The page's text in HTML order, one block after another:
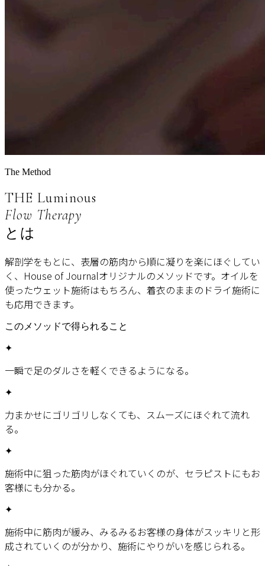
The Method
THE Luminous
Flow Therapy
とは
解剖学をもとに、表層の筋肉から順に凝りを楽にほぐしてい
く、House of Journalオリジナルのメソッドです。オイルを
使ったウェット施術はもちろん、着衣のままのドライ施術に
も応用できます。
このメソッドで得られること
✦
一瞬で足のダルさを軽くできるようになる。
✦
力まかせにゴリゴリしなくても、スムーズにほぐれて流れ
る。
✦
施術中に狙った筋肉がほぐれていくのが、セラピストにもお
客様にも分かる。
✦
施術中に筋肉が緩み、みるみるお客様の身体がスッキリと形
成されていくのが分かり、施術にやりがいを感じられる。